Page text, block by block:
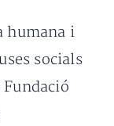
humana i
socials